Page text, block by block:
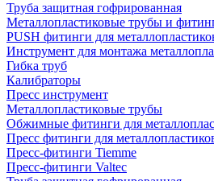
Труба защитная гофрированная
Металлопластиковые трубы и
PUSH фитинги для
Инструмент для монтажа
Гибка труб
Калибраторы
Пресс инструмент
Металлопластиковые трубы
Обжимные фитинги для
Пресс фитинги для
Пресс-фитинги Tiemme
Пресс-фитинги Valtec